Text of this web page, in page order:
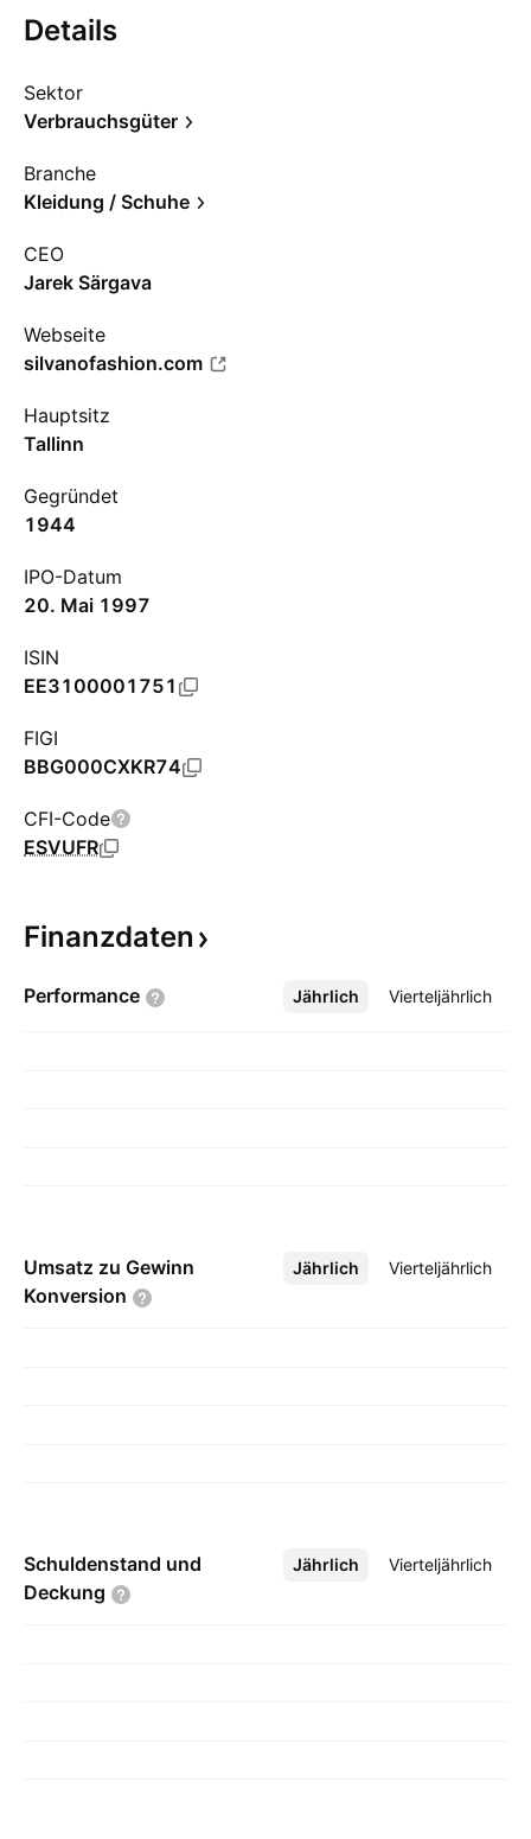
Details
Sektor
Verbrauchsgüter
Branche
Kleidung / Schuhe
CEO
Jarek Särgava
Webseite
silvanofashion.com
Hauptsitz
Tallinn
Gegründet
1944
IPO-Datum
20. Mai 1997
ISIN
EE3100001751
FIGI
BBG000CXKR74
CFI-Code
ESVUFR
Finanzdaten
Performance Jährlich Vierteljährlich
Mehr
Umsatz zu Gewinn
Konversion
Jährlich Vierteljährlich
Mehr
Schuldenstand und
Deckung
Jährlich Vierteljährlich
Mehr